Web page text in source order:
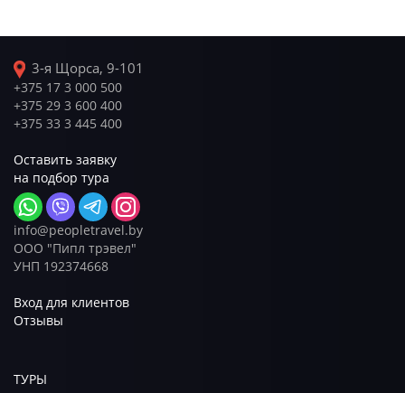
3-я Щорса, 9-101
+375 17 3 000 500
+375 29 3 600 400
+375 33 3 445 400
Оставить заявку
на подбор тура
info@peopletravel.by
ООО "Пипл трэвел"
УНП 192374668
Вход для клиентов
Отзывы
ТУРЫ